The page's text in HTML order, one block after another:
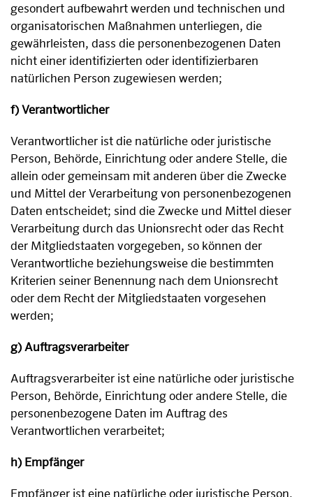
gesondert aufbewahrt werden und technischen und
organisatorischen Maßnahmen unterliegen, die
gewährleisten, dass die personenbezogenen Daten
nicht einer identifizierten oder identifizierbaren
natürlichen Person zugewiesen werden;
f) Verantwortlicher
Verantwortlicher ist die natürliche oder juristische
Person, Behörde, Einrichtung oder andere Stelle, die
allein oder gemeinsam mit anderen über die Zwecke
und Mittel der Verarbeitung von personenbezogenen
Daten entscheidet; sind die Zwecke und Mittel dieser
Verarbeitung durch das Unionsrecht oder das Recht
der Mitgliedstaaten vorgegeben, so können der
Verantwortliche beziehungsweise die bestimmten
Kriterien seiner Benennung nach dem Unionsrecht
oder dem Recht der Mitgliedstaaten vorgesehen
werden;
g) Auftragsverarbeiter
Auftragsverarbeiter ist eine natürliche oder juristische
Person, Behörde, Einrichtung oder andere Stelle, die
personenbezogene Daten im Auftrag des
Verantwortlichen verarbeitet;
h) Empfänger
Empfänger ist eine natürliche oder juristische Person,